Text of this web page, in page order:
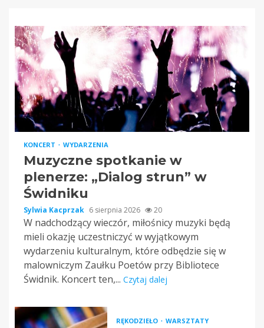
KONCERT WYDARZENIA
Muzyczne spotkanie w
plenerze: „Dialog strun” w
Świdniku
Sylwia Kacprzak 6 sierpnia 2026 20
W nadchodzący wieczór, miłośnicy muzyki będą
mieli okazję uczestniczyć w wyjątkowym
wydarzeniu kulturalnym, które odbędzie się w
malowniczym Zaułku Poetów przy Bibliotece
Świdnik. Koncert ten,... Czytaj dalej
RĘKODZIEŁO WARSZTATY